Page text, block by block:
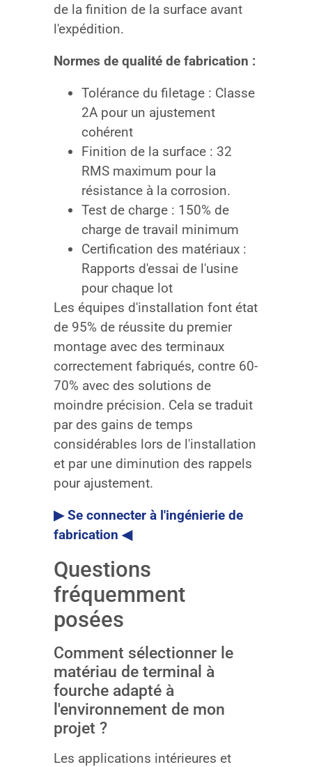
de la finition de la surface avant
l'expédition.
Normes de qualité de fabrication :
Tolérance du filetage : Classe
2A pour un ajustement
cohérent
Finition de la surface : 32
RMS maximum pour la
résistance à la corrosion.
Test de charge : 150% de
charge de travail minimum
Certification des matériaux :
Rapports d'essai de l'usine
pour chaque lot
Les équipes d'installation font état
de 95% de réussite du premier
montage avec des terminaux
correctement fabriqués, contre 60-
70% avec des solutions de
moindre précision. Cela se traduit
par des gains de temps
considérables lors de l'installation
et par une diminution des rappels
pour ajustement.
▶ Se connecter à l'ingénierie de
fabrication ◀
Questions
fréquemment
posées
Comment sélectionner le
matériau de terminal à
fourche adapté à
l'environnement de mon
projet ?
Les applications intérieures et